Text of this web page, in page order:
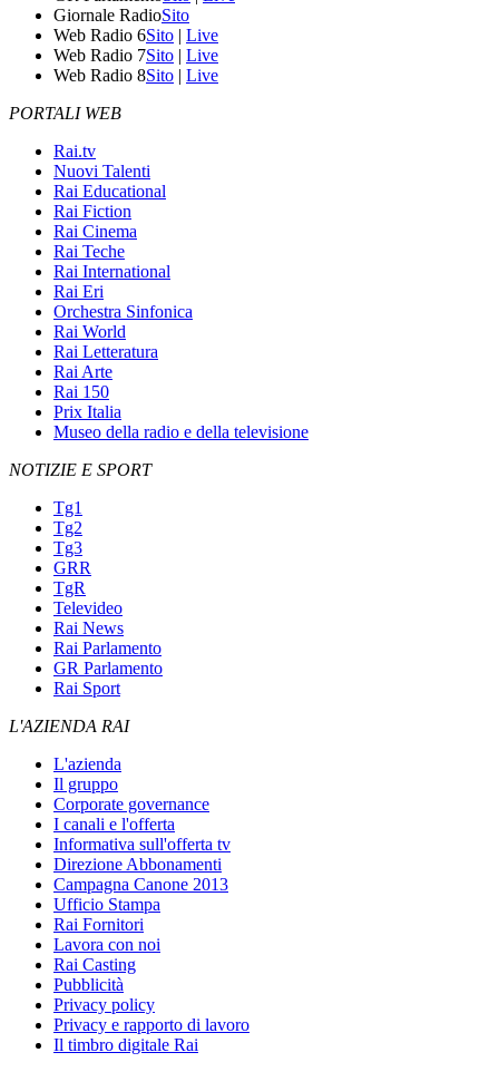
Giornale RadioSito
Web Radio 6Sito | Live
Web Radio 7Sito | Live
Web Radio 8Sito | Live
PORTALI WEB
Rai.tv
Nuovi Talenti
Rai Educational
Rai Fiction
Rai Cinema
Rai Teche
Rai International
Rai Eri
Orchestra Sinfonica
Rai World
Rai Letteratura
Rai Arte
Rai 150
Prix Italia
Museo della radio e della televisione
NOTIZIE E SPORT
Tg1
Tg2
Tg3
GRR
TgR
Televideo
Rai News
Rai Parlamento
GR Parlamento
Rai Sport
L'AZIENDA RAI
L'azienda
Il gruppo
Corporate governance
I canali e l'offerta
Informativa sull'offerta tv
Direzione Abbonamenti
Campagna Canone 2013
Ufficio Stampa
Rai Fornitori
Lavora con noi
Rai Casting
Pubblicità
Privacy policy
Privacy e rapporto di lavoro
Il timbro digitale Rai